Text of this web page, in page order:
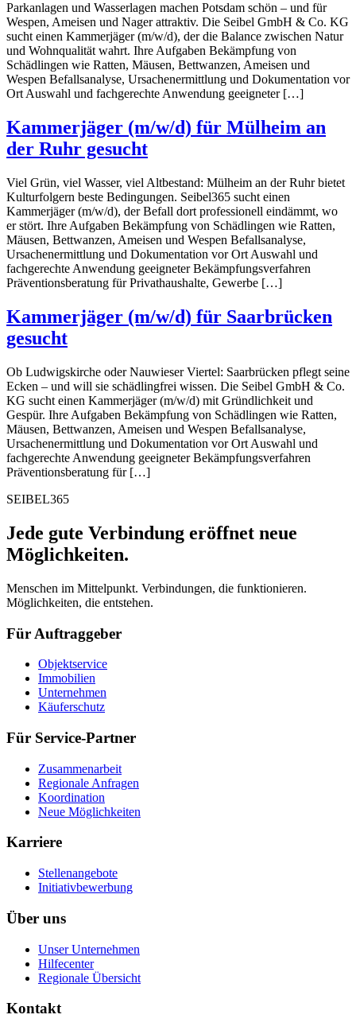
Parkanlagen und Wasserlagen machen Potsdam schön – und für
Wespen, Ameisen und Nager attraktiv. Die Seibel GmbH & Co. KG
sucht einen Kammerjäger (m/w/d), der die Balance zwischen Natur
und Wohnqualität wahrt. Ihre Aufgaben Bekämpfung von
Schädlingen wie Ratten, Mäusen, Bettwanzen, Ameisen und
Wespen Befallsanalyse, Ursachenermittlung und Dokumentation vor
Ort Auswahl und fachgerechte Anwendung geeigneter […]
Kammerjäger (m/w/d) für Mülheim an
der Ruhr gesucht
Viel Grün, viel Wasser, viel Altbestand: Mülheim an der Ruhr bietet
Kulturfolgern beste Bedingungen. Seibel365 sucht einen
Kammerjäger (m/w/d), der Befall dort professionell eindämmt, wo
er stört. Ihre Aufgaben Bekämpfung von Schädlingen wie Ratten,
Mäusen, Bettwanzen, Ameisen und Wespen Befallsanalyse,
Ursachenermittlung und Dokumentation vor Ort Auswahl und
fachgerechte Anwendung geeigneter Bekämpfungsverfahren
Präventionsberatung für Privathaushalte, Gewerbe […]
Kammerjäger (m/w/d) für Saarbrücken
gesucht
Ob Ludwigskirche oder Nauwieser Viertel: Saarbrücken pflegt seine
Ecken – und will sie schädlingfrei wissen. Die Seibel GmbH & Co.
KG sucht einen Kammerjäger (m/w/d) mit Gründlichkeit und
Gespür. Ihre Aufgaben Bekämpfung von Schädlingen wie Ratten,
Mäusen, Bettwanzen, Ameisen und Wespen Befallsanalyse,
Ursachenermittlung und Dokumentation vor Ort Auswahl und
fachgerechte Anwendung geeigneter Bekämpfungsverfahren
Präventionsberatung für […]
SEIBEL365
Jede gute Verbindung eröffnet neue
Möglichkeiten.
Menschen im Mittelpunkt. Verbindungen, die funktionieren.
Möglichkeiten, die entstehen.
Für Auftraggeber
Objektservice
Immobilien
Unternehmen
Käuferschutz
Für Service-Partner
Zusammenarbeit
Regionale Anfragen
Koordination
Neue Möglichkeiten
Karriere
Stellenangebote
Initiativbewerbung
Über uns
Unser Unternehmen
Hilfecenter
Regionale Übersicht
Kontakt